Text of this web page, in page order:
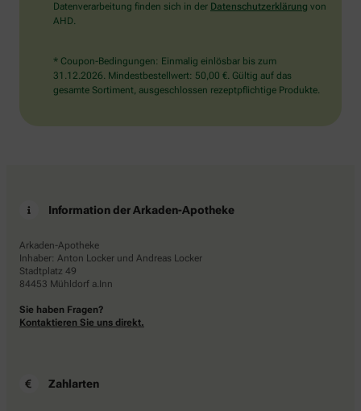
Datenverarbeitung finden sich in der Datenschutzerklärung von
AHD.
* Coupon-Bedingungen: Einmalig einlösbar bis zum
31.12.2026. Mindestbestellwert: 50,00 €. Gültig auf das
gesamte Sortiment, ausgeschlossen rezeptpflichtige Produkte.
Information der Arkaden-Apotheke
Arkaden-Apotheke
Inhaber: Anton Locker und Andreas Locker
Stadtplatz 49
84453 Mühldorf a.Inn
Sie haben Fragen?
Kontaktieren Sie uns direkt.
Zahlarten